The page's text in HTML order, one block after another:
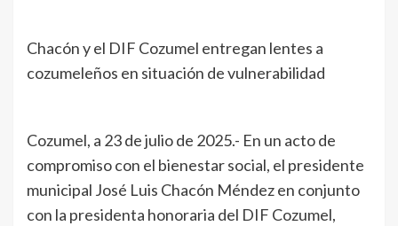
Chacón y el DIF Cozumel entregan lentes a
cozumeleños en situación de vulnerabilidad
Cozumel, a 23 de julio de 2025.- En un acto de
compromiso con el bienestar social, el presidente
municipal José Luis Chacón Méndez en conjunto
con la presidenta honoraria del DIF Cozumel,